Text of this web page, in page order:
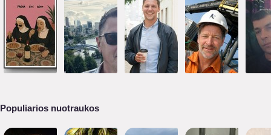
Populiarios nuotraukos